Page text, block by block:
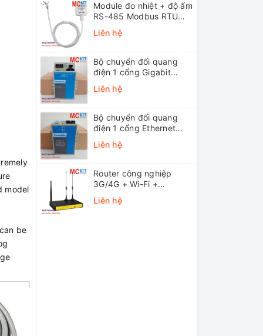
model
be
Module đo nhiệt + độ ẩm
RS-485 Modbus RTU
ICP DAS DL-10 CR
Liên hệ
Bộ chuyển đổi quang
điện 1 cổng Gigabit
Ethernet 3Onedata
MODEL3012-S-SC-
mode, SC, 20KM)
Liên hệ
Bộ chuyển đổi quang
điện 1 cổng Ethernet
3onedata MODEL1100-
S-SC-20KM (Dual fiber,
Liên hệ
Router công nghiệp
3G/4G + Wi-Fi +
APN/VPN Four-Faith
F3436
Liên hệ